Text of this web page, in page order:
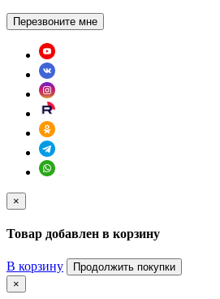
Перезвоните мне
×
Товар добавлен в корзину
В корзину
Продолжить покупки
×